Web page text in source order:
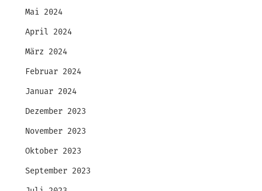
Mai 2024
April 2024
März 2024
Februar 2024
Januar 2024
Dezember 2023
November 2023
Oktober 2023
September 2023